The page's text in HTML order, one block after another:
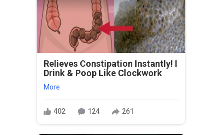
Relieves Constipation Instantly! I
Drink & Poop Like Clockwork
More
402 124 261